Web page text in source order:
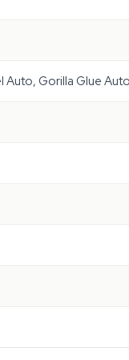
Auto, Gorilla Glue